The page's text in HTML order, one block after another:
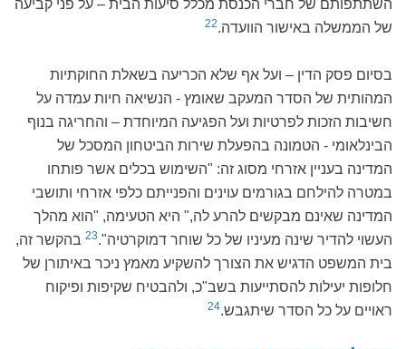
השתתפותם של חברי הכנסת מכלל סיעות הבית – על פני קביעה
של הממשלה באישור הוועדה.22
בסיום פסק הדין – ועל אף שלא הכריעה בשאלת החוקתיות
המהותית של הסדר המעקב שאומץ - הנשיאה חיות עמדה על
חשיבות הזכות לפרטיות ועל הפגיעה המיוחדת – והחריגה בנוף
הבינלאומי - הטמונה בהפעלת שירות הביטחון המסכל של
המדינה בעניין אזרחי מסוג זה: "השימוש בכלים אשר פותחו
במטרה להילחם בגורמים עוינים והפנייתם כלפי אזרחי ותושבי
המדינה שאינם מבקשים להרע לה," היא הטעימה, "הוא מהלך
העשוי להדיר שינה מעיניו של כל שוחר דמוקרטיה".23 בהקשר זה,
בית המשפט הדגיש את הצורך להשקיע מאמץ ניכר באיתורן של
חלופות יעילות להסתייעות בשב"כ, ולהבטיח שקיפות ופיקוח
ראויים על כל הסדר שיתגבש.24